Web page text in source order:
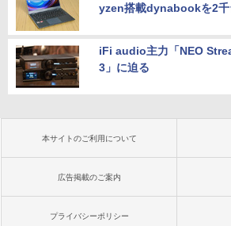
yzen搭載dynabookを2千
iFi audio主力「NEO
3」に迫る
本サイトのご利用について
広告掲載のご案内
プライバシーポリシー